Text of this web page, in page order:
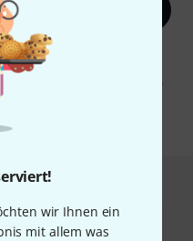
wir Ihnen ein
mit allem was
Sie dem Erhalt von E-Mail-
Nutzungsverhaltens zu. Die
Informationen finden Sie in